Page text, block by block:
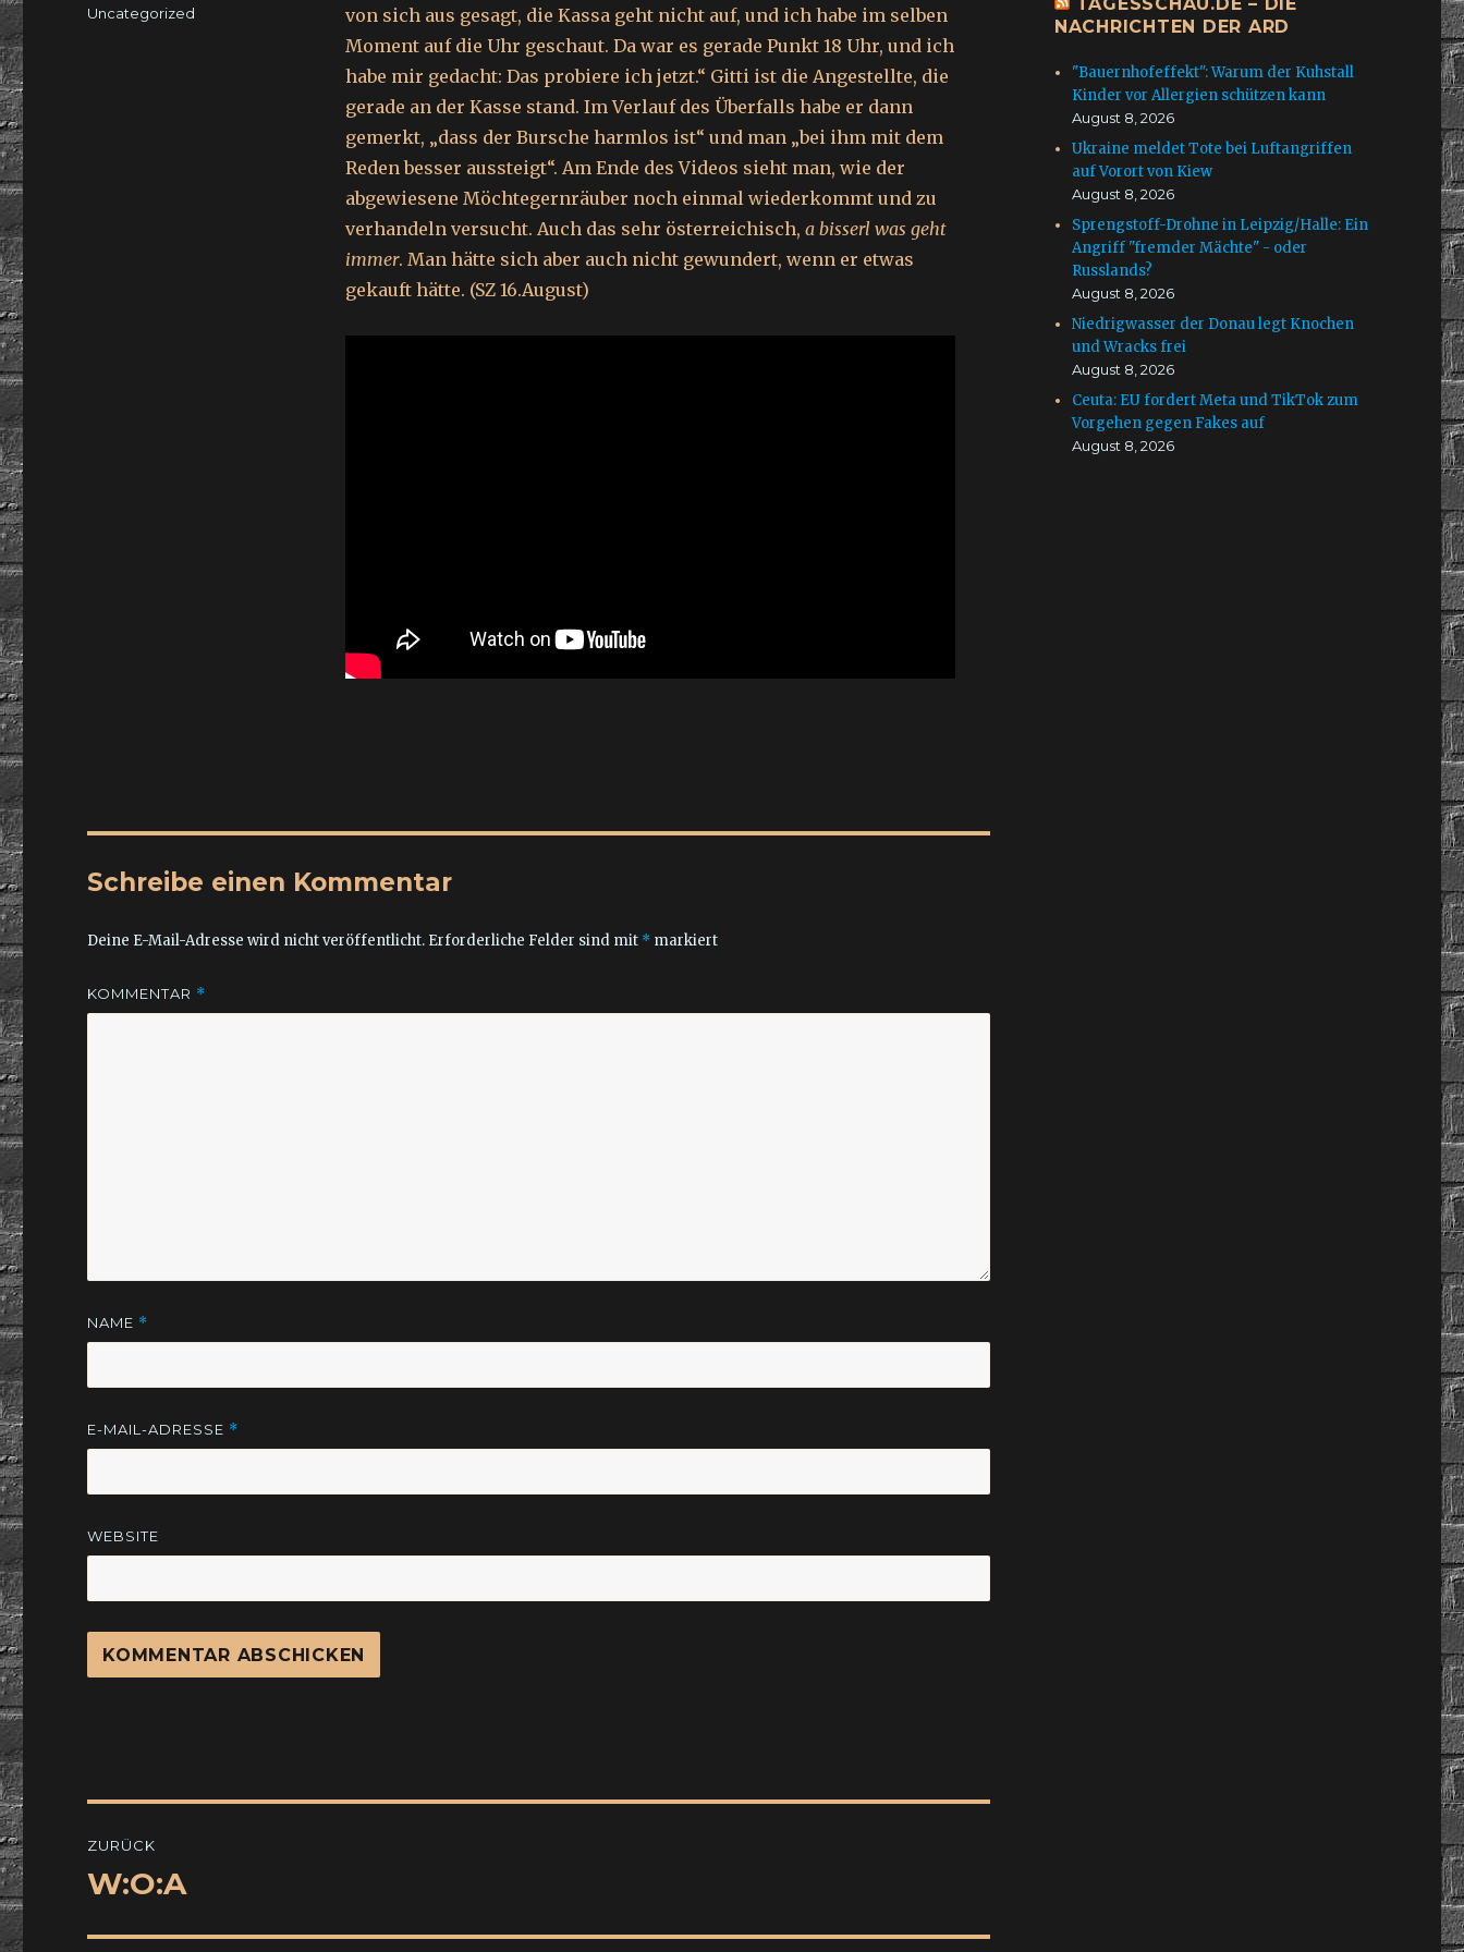
von sich aus gesagt, die Kassa geht nicht auf, und ich habe im selben
Moment auf die Uhr geschaut. Da war es gerade Punkt 18 Uhr, und ich
habe mir gedacht: Das probiere ich jetzt.“ Gitti ist die Angestellte, die
gerade an der Kasse stand. Im Verlauf des Überfalls habe er dann
gemerkt, „dass der Bursche harmlos ist“ und man „bei ihm mit dem
Reden besser aussteigt“. Am Ende des Videos sieht man, wie der
abgewiesene Möchtegernräuber noch einmal wiederkommt und zu
verhandeln versucht. Auch das sehr österreichisch, a bisserl was geht
immer. Man hätte sich aber auch nicht gewundert, wenn er etwas
gekauft hätte. (SZ 16.August)
Kategorien
Uncategorized
Schreibe einen Kommentar
Deine E-Mail-Adresse wird nicht veröffentlicht. Erforderliche Felder sind mit * markiert
KOMMENTAR *
NAME *
E-MAIL-ADRESSE *
WEBSITE
ZURÜCK
Vorheriger
W:O:A
NACHRICHTEN DER ARD
"Bauernhofeffekt": Warum der Kuhstall
Kinder vor Allergien schützen kann
August 8, 2026
Ukraine meldet Tote bei Luftangriffen
auf Vorort von Kiew
August 8, 2026
Sprengstoff-Drohne in Leipzig/Halle: Ein
Angriff "fremder Mächte" - oder
Russlands?
August 8, 2026
Niedrigwasser der Donau legt Knochen
und Wracks frei
August 8, 2026
Ceuta: EU fordert Meta und TikTok zum
Vorgehen gegen Fakes auf
August 8, 2026